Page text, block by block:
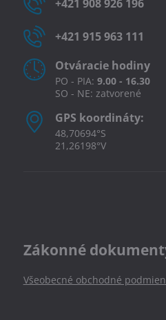
+421 908 926 196
+421 915 963 111
Otváracie hodiny
PO - PIA: 9.00 - 16.30
SO - NE: zatvorené
GPS koordináty:
48,70694°S
21,26198°V
Zákonné
Všeobecné obchodné